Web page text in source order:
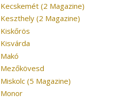
Kecskemét (2 Magazine)
Keszthely (2 Magazine)
Kiskőrös
Kisvárda
Makó
Mezőkövesd
Miskolc (5 Magazine)
Monor